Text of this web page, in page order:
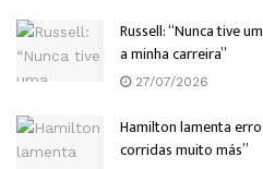
Russell: “Nunca tive
a minha carreira”
27/07/2026
Hamilton lamenta
corridas muito más”